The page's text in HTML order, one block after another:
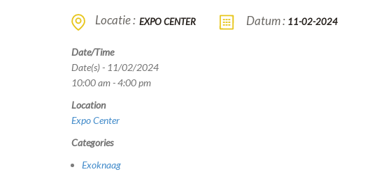
Locatie : EXPO CENTER Datum : 11-02-2024
Date/Time
Date(s) - 11/02/2024
10:00 am - 4:00 pm
Location
Expo Center
Categories
Exoknaag